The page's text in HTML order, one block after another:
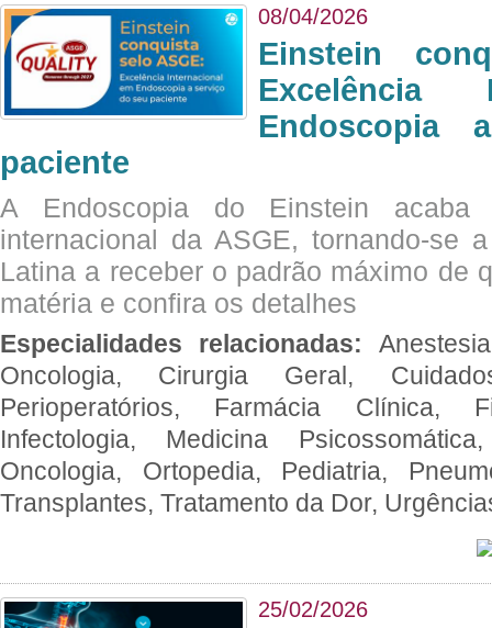
08/04/2026
Einstein
Excelência
Endoscopia
paciente
A Endoscopia do Einstein
internacional da ASGE, tornando-se
Latina a receber o padrão máximo de
matéria e confira os detalhes
Especialidades relacionadas:
Oncologia, Cirurgia Geral,
Perioperatórios, Farmácia Clínica,
Infectologia, Medicina
Oncologia, Ortopedia, Pediatria,
Transplantes, Tratamento da Dor,
25/02/2026